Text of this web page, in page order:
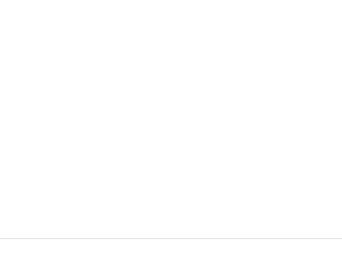
certains champagnes sont-ils millésimés ?